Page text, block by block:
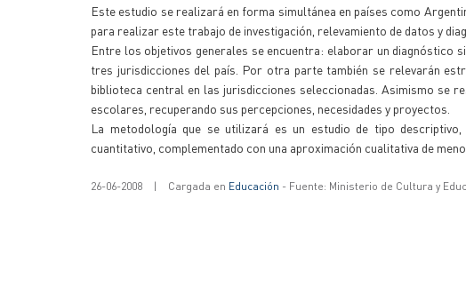
Este estudio se realizará en forma simultánea en países como
para realizar este trabajo de investigación, relevamiento de datos y
Entre los objetivos generales se encuentra: elaborar un diagnóstico
tres jurisdicciones del país. Por otra parte también se relevarán
biblioteca central en las jurisdicciones seleccionadas. Asimismo se
escolares, recuperando sus percepciones, necesidades y proyectos.
La metodología que se utilizará es un estudio de tipo
cuantitativo, complementado con una aproximación cualitativa de
26-06-2008 | Cargada en Educación - Fuente: Ministerio de Cultura y